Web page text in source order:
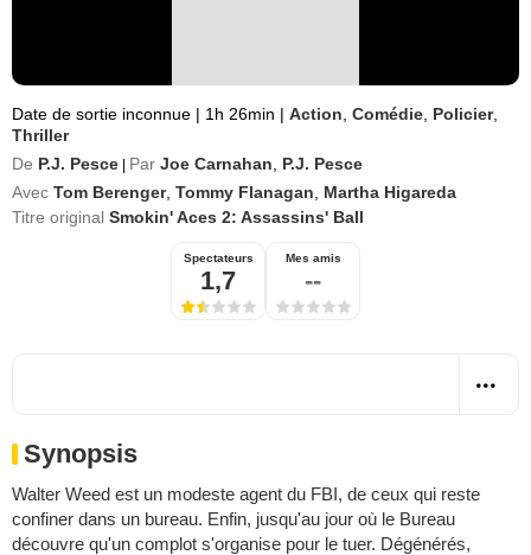
Date de sortie inconnue | 1h 26min | Action Comédie Policier,
Thriller
De P.J. Pesce Par Joe Carnahan
P.J. Pesce
Avec Tom Berenger, Tommy Flanagan
Martha Higareda
Titre original Smokin' Aces 2: Assassins' Ball
Spectateurs
1,7
Mes amis
--
Synopsis
Walter Weed est un modeste agent du FBI, de ceux qui reste
confiner dans un bureau. Enfin, jusqu'au jour où le Bureau
découvre qu'un complot s'organise pour le tuer. Dégénérés,